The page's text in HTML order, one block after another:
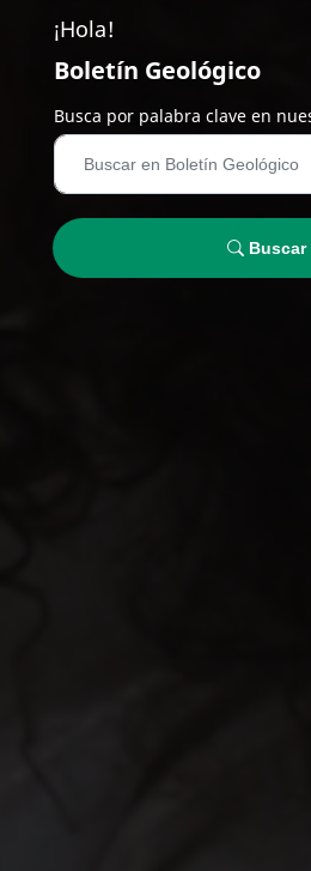
¡Hola!
Boletín Geológico
Busca por palabra clave en
Buscar